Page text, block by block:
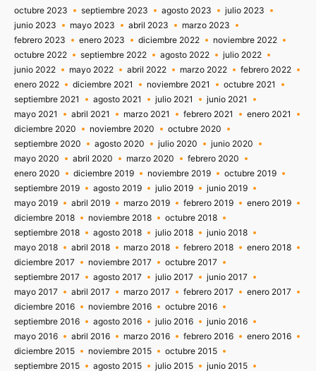
octubre 2023
septiembre 2023 agosto 2023
julio 2023
junio 2023
mayo 2023 abril 2023
marzo 2023
febrero 2023
enero 2023 diciembre 2022
noviembre 2022
octubre 2022
septiembre 2022 agosto 2022
julio 2022
junio 2022
mayo 2022 abril 2022 marzo 2022
febrero 2022
enero 2022
diciembre 2021 noviembre 2021
octubre 2021
septiembre 2021
agosto 2021 julio 2021
junio 2021
mayo 2021
abril 2021 marzo 2021 febrero 2021
enero 2021
diciembre 2020
noviembre 2020
octubre 2020
septiembre 2020
agosto 2020 julio 2020
junio 2020
mayo 2020
abril 2020 marzo 2020
febrero 2020
enero 2020
diciembre 2019 noviembre 2019
octubre 2019
septiembre 2019
agosto 2019 julio 2019
junio 2019
mayo 2019
abril 2019 marzo 2019 febrero 2019
enero 2019
diciembre 2018
noviembre 2018
octubre 2018
septiembre 2018
agosto 2018 julio 2018
junio 2018
mayo 2018
abril 2018 marzo 2018 febrero 2018
enero 2018
diciembre 2017
noviembre 2017
octubre 2017
septiembre 2017
agosto 2017 julio 2017
junio 2017
mayo 2017
abril 2017 marzo 2017 febrero 2017
enero 2017
diciembre 2016
noviembre 2016
octubre 2016
septiembre 2016
agosto 2016 julio 2016
junio 2016
mayo 2016
abril 2016 marzo 2016 febrero 2016
enero 2016
diciembre 2015
noviembre 2015
octubre 2015
septiembre 2015
agosto 2015 julio 2015 junio 2015